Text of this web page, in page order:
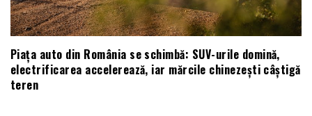
Piața auto din România se schimbă: SUV-urile domină,
electrificarea accelerează, iar mărcile chinezești câștigă
teren